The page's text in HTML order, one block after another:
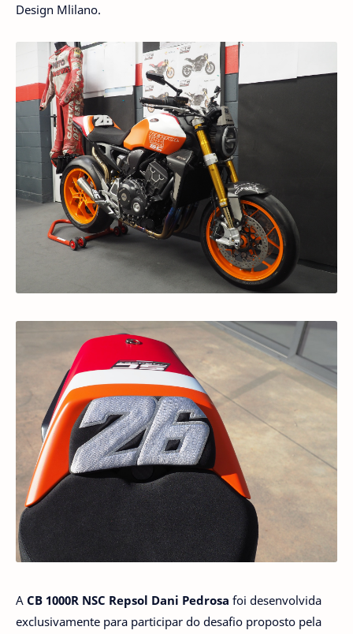
Design Mlilano.
A CB 1000R NSC Repsol Dani Pedrosa foi desenvolvida
exclusivamente para participar do desafio proposto pela